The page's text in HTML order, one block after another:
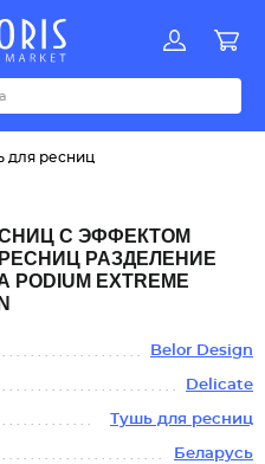
Ф
для ресниц
С ЭФФЕКТОМ
РАЗДЕЛЕНИЕ
EXTREME
Belor Design
Delicate
Тушь для ресниц
Беларусь